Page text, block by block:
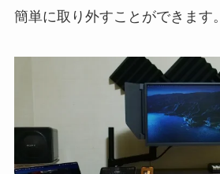
簡単に取り外すことができます。